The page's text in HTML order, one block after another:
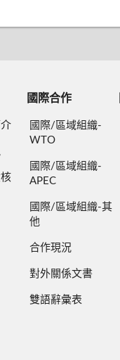
國際合作
國際/區域組織-
WTO
國際/區域組織-
APEC
國際/區域組織-其
他
合作現況
對外關係文書
雙語辭彙表